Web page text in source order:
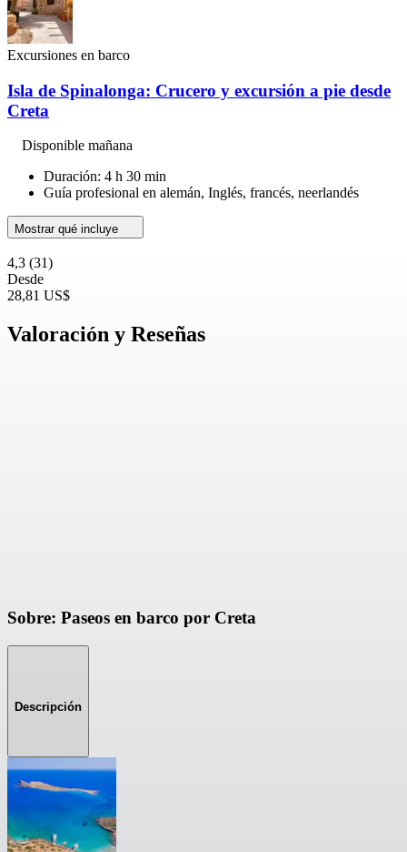
Excursiones en barco
Isla de Spinalonga: Crucero y excursión a pie desde
Creta
Disponible mañana
Duración: 4 h 30 min
Guía profesional en alemán, Inglés, francés, neerlandés
Mostrar qué incluye
4,3 (31)
Desde
28,81 US$
Valoración y Reseñas
Sobre: Paseos en barco por Creta
Descripción